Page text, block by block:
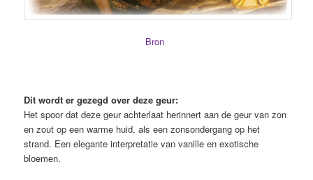
Bron
Dit wordt er gezegd over deze geur:
Het spoor dat deze geur achterlaat herinnert aan de geur van zon
en zout op een warme huid, als een zonsondergang op het
strand. Een elegante interpretatie van vanille en exotische
bloemen.